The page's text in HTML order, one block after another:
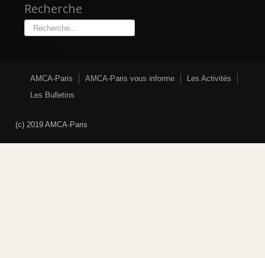
Recherche
Rechercher
AMCA-Paris AMCA-Paris vous informe
Les Activités
Les Bulletins
(c) 2019 AMCA-Paris